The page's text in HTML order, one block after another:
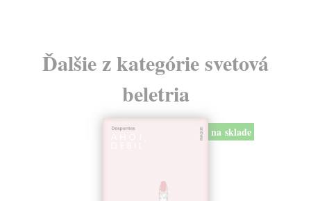
Ďalšie z kategórie svetová
beletria
na sklade